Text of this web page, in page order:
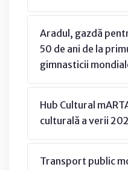
Aradul, gazdă
50 de ani de la
gimnasticii
Hub Cultural
culturală a verii
Transport public